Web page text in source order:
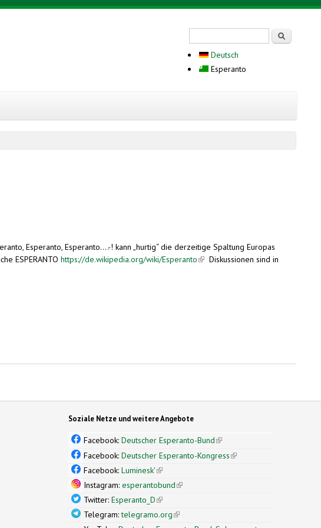
Deutsch
Esperanto
Esperanto, Esperanto….-! kann „hurtig“ die derzeitige Spaltung Europas
ESPERANTO https://de.wikipedia.org/wiki/Esperanto(link is external)
Diskussionen sind in
Soziale Netze und weitere Angebote
Facebook:Deutscher Esperanto-Bund(link is external)
Facebook:Deutscher Esperanto-Kongress(link is external)
Facebook:Luminesk'(link is external)
Instagram:esperantobund(link is external)
Twitter:Esperanto_D(link is external)
Telegram:telegramo.org(link is external)